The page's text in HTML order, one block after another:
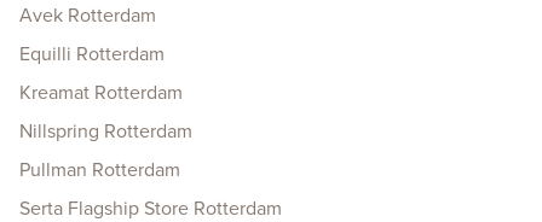
Avek Rotterdam
Equilli Rotterdam
Kreamat Rotterdam
Nillspring Rotterdam
Pullman Rotterdam
Serta Flagship Store Rotterdam